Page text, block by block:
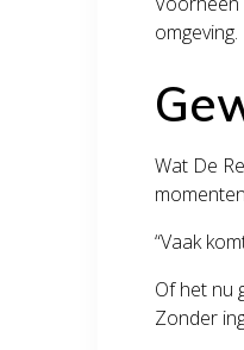
Wat De
“Vaak
Of het nu
Zonder